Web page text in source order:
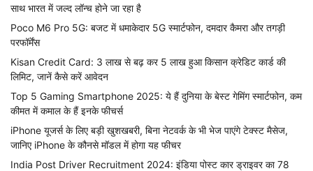
साथ भारत में जल्द लॉन्च होने जा रहा है
Poco M6 Pro 5G: बजट में धमाकेदार 5G स्मार्टफोन, दमदार कैमरा और तगड़ी
परफॉर्मेंस
Kisan Credit Card: 3 लाख से बढ़ कर 5 लाख हुआ किसान क्रेडिट कार्ड की
लिमिट, जानें कैसे करें आवेदन
Top 5 Gaming Smartphone 2025: ये हैं दुनिया के बेस्ट गेमिंग स्मार्टफोन, कम
कीमत में कमाल के हैं इनके फीचर्स
iPhone यूजर्स के लिए बड़ी खुशखबरी, बिना नेटवर्क के भी भेज पाएंगे टेक्स्ट मैसेज,
जानिए iPhone के कौनसे मॉडल में होगा यह फीचर
India Post Driver Recruitment 2024: इंडिया पोस्ट कार ड्राइवर का 78